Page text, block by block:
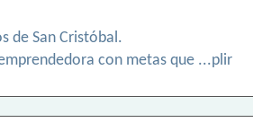
de San Cristóbal.
con metas que ...plir